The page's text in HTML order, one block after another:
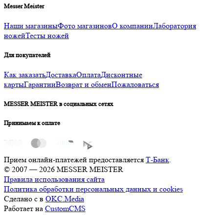
Messer Meister
Наши магазиныФото магазиновО компанииЛаборатория
ножейТесты ножей
Для покупателей
Как заказатьДоставкаОплатаДисконтные
картыГарантииВозврат и обменПожаловаться
MESSER MEISTER в социальных сетях
Принимаем к оплате
Прием онлайн-платежей предоставляется Т-Банк
© 2007 — 2026 MESSER MEISTER
Правила использования сайта
Политика обработки персональных данных и cookies
Сделано с в OKC.Media
Работает на CustomCMS